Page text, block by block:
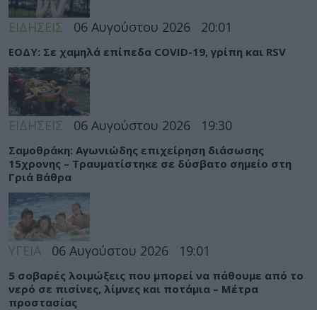
ΕΙΔΗΣΕΙΣ 06 Αυγούστου 2026 20:01
ΕΟΔΥ: Σε χαμηλά επίπεδα COVID-19, γρίπη και RSV
ΕΙΔΗΣΕΙΣ 06 Αυγούστου 2026 19:30
Σαμοθράκη: Αγωνιώδης επιχείρηση διάσωσης
15χρονης – Τραυματίστηκε σε δύσβατο σημείο στη
Γριά Βάθρα
ΥΓΕΙΑ 06 Αυγούστου 2026 19:01
5 σοβαρές λοιμώξεις που μπορεί να πάθουμε από το
νερό σε πισίνες, λίμνες και ποτάμια – Μέτρα
προστασίας